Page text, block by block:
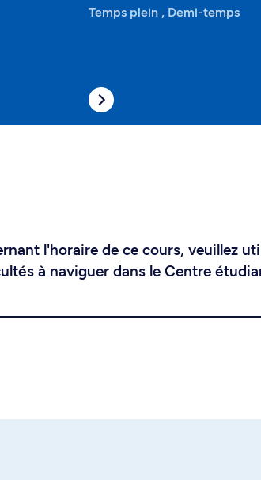
Temps plein , Demi-temps
l'horaire de ce cours, veuillez
à naviguer dans le Centre